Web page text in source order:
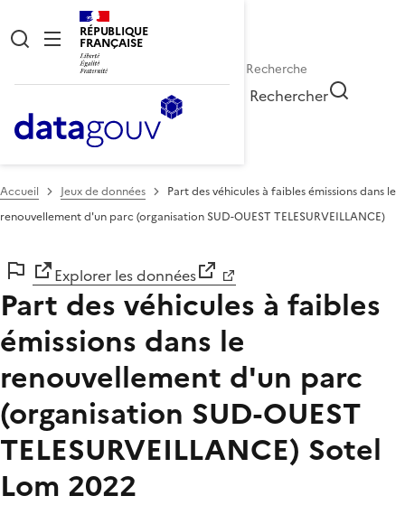
RÉPUBLIQUE
FRANÇAISE
Rechercher
Accueil Jeux de données
Part des véhicules à faibles émissions dans le
renouvellement d'un parc (organisation SUD-OUEST TELESURVEILLANCE)
Explorer les données
Part des véhicules à faibles
émissions dans le
renouvellement d'un parc
(organisation SUD-OUEST
TELESURVEILLANCE) Sotel
Lom 2022